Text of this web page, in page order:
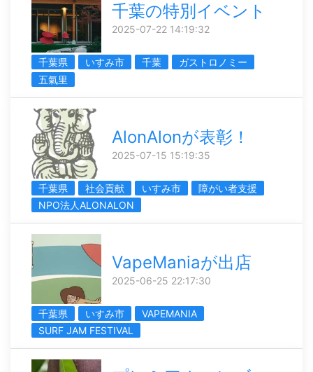
千葉の特別イベント
2025-07-22 14:19:32
千葉県 いすみ市 千葉
ガストロノミー
五氣里
AlonAlonが表彰！
2025-07-15 15:19:35
千葉県 社会貢献 いすみ市
障がい者支援
NPO法人ALONALON
VapeManiaが出店
2025-06-25 22:17:30
千葉県 いすみ市
VAPEMANIA
SURF JAM FESTIVAL